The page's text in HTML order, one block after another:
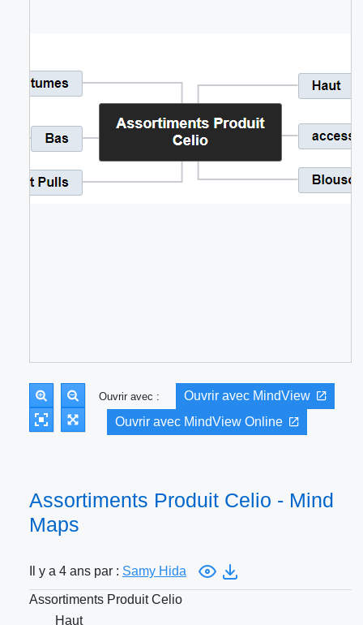
Ouvrir avec :
Ouvrir avec MindView
Ouvrir avec MindView Online
Assortiments Produit Celio - Mind
Maps
Il y a 4 ans par : Samy Hida
Assortiments Produit Celio
Haut